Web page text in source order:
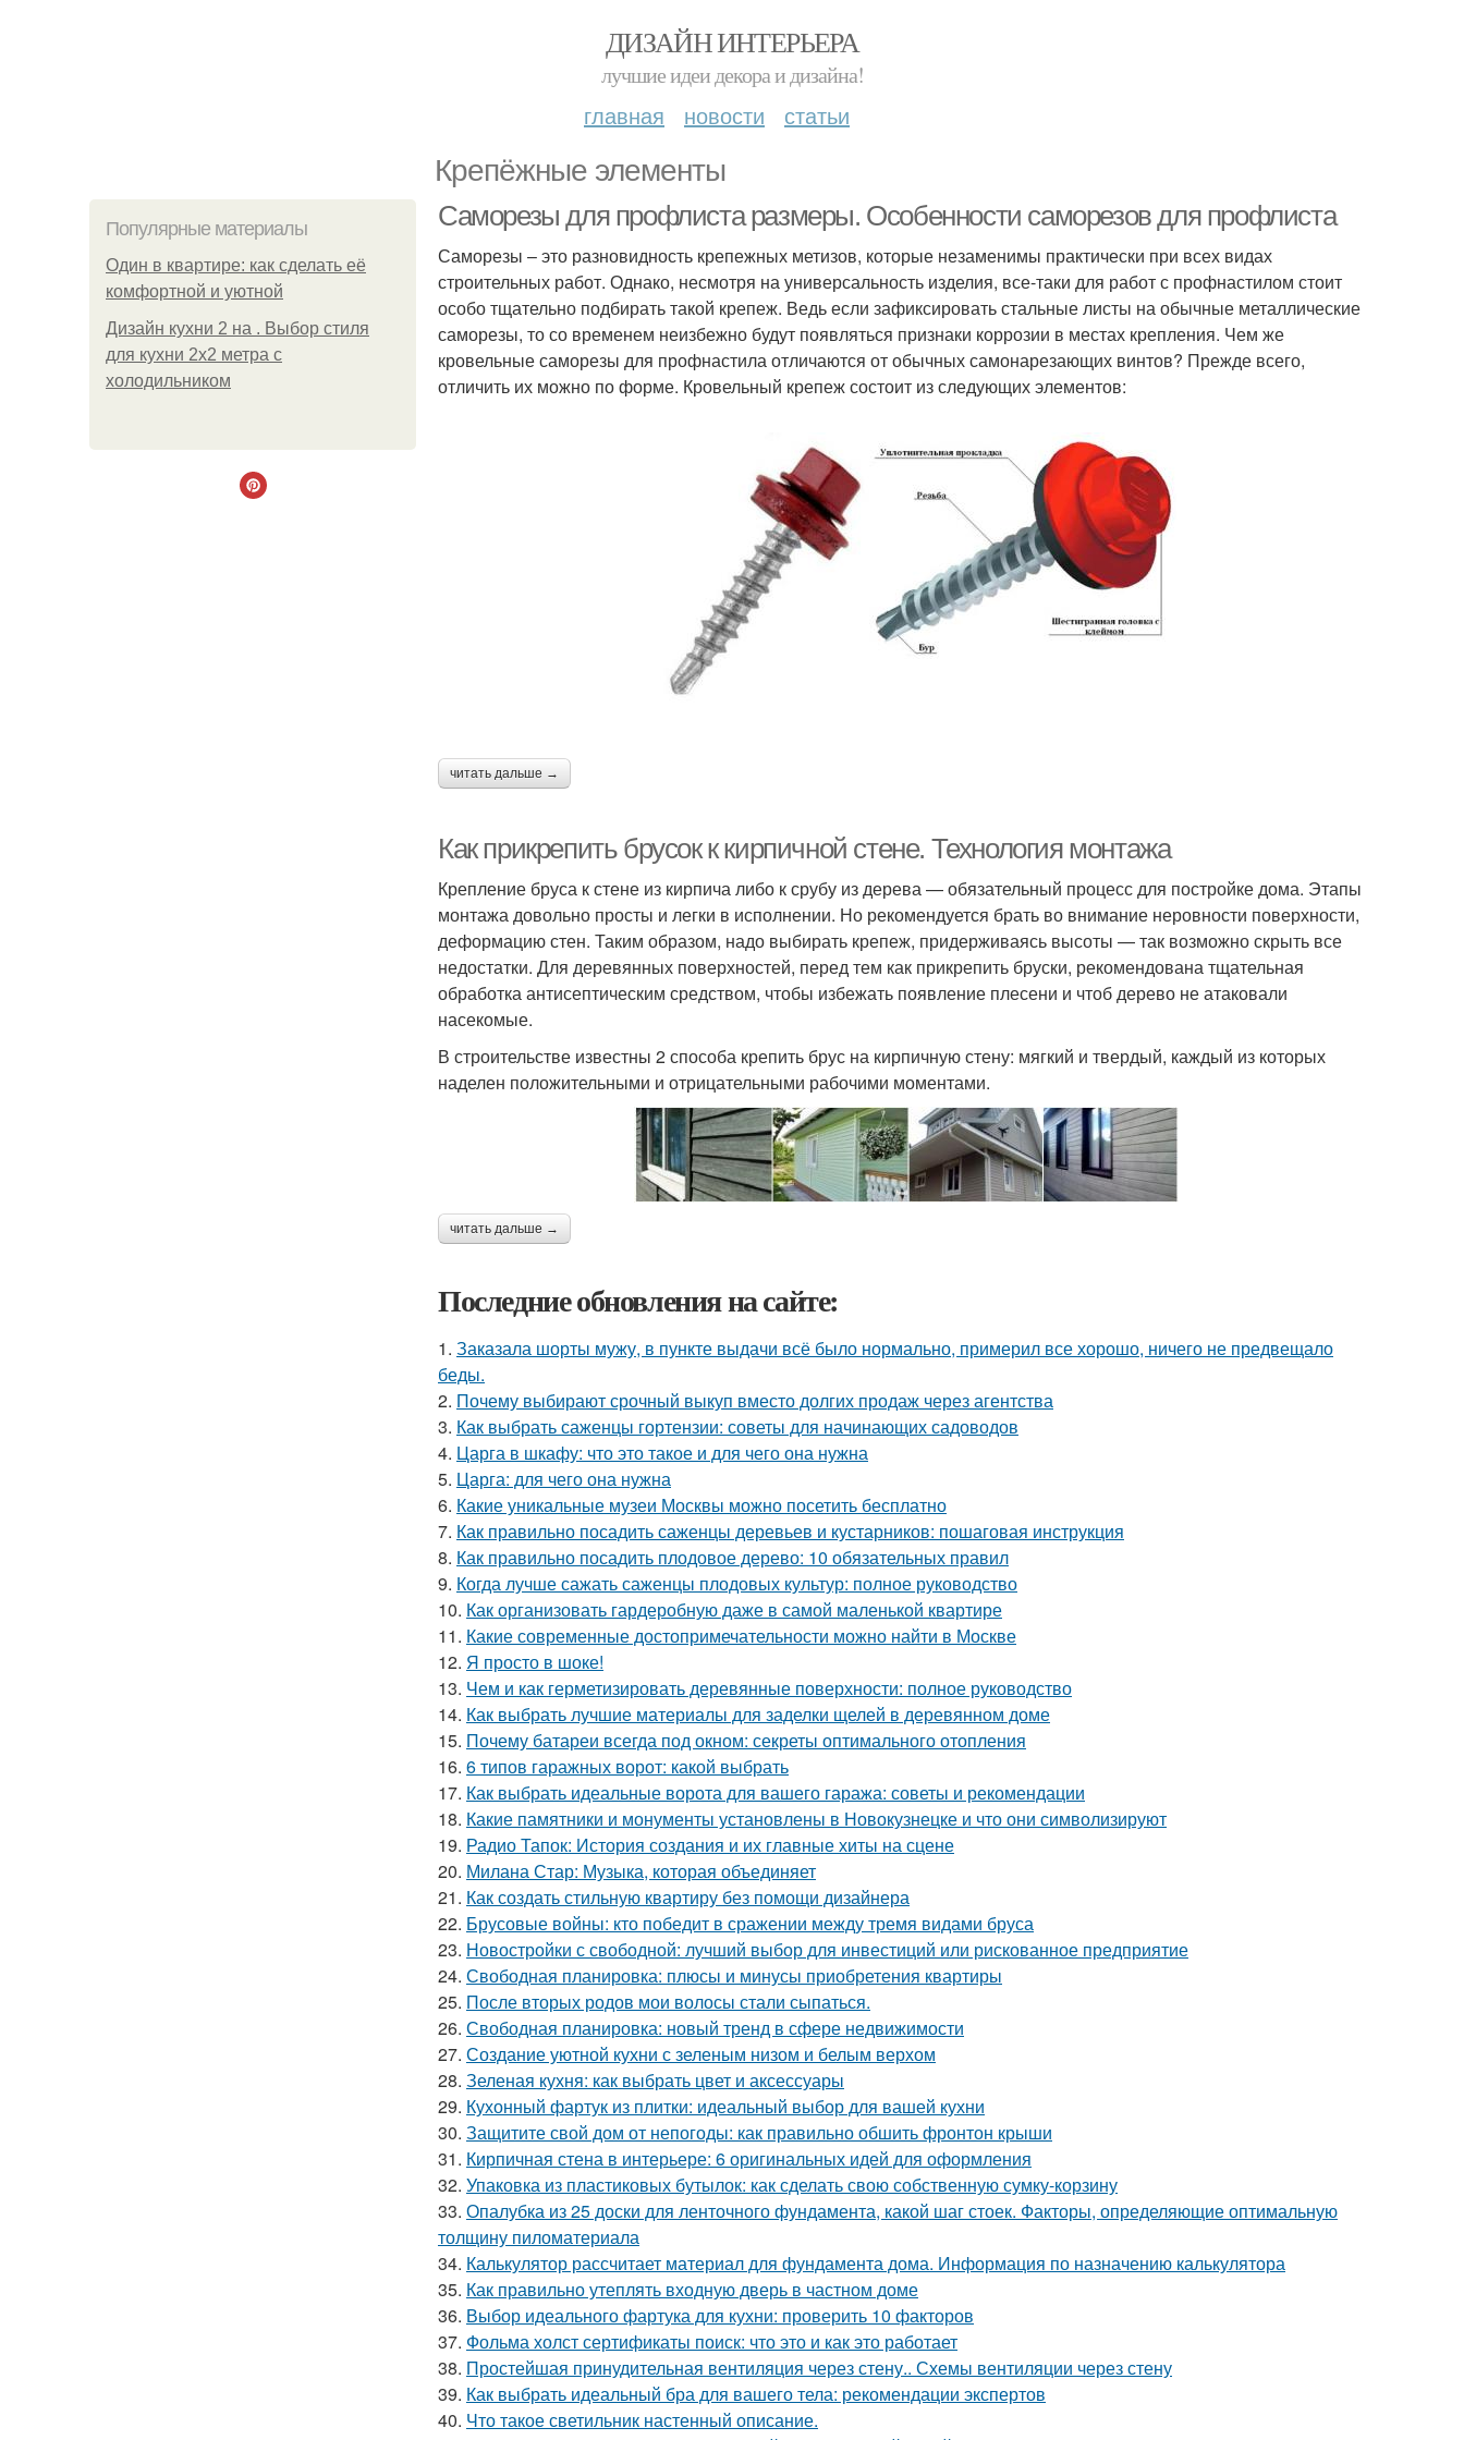
ДИЗАЙН ИНТЕРЬЕРА
лучшие идеи декора и дизайна!
главная новости статьи
Крепёжные элементы
Популярные материалы
Один в квартире: как сделать её
комфортной и уютной
Дизайн кухни 2 на . Выбор стиля
для кухни 2х2 метра с
холодильником
Саморезы для профлиста размеры. Особенности саморезов для профлиста
Саморезы – это разновидность крепежных метизов, которые незаменимы практически при всех видах
строительных работ. Однако, несмотря на универсальность изделия, все-таки для работ с профнастилом стоит
особо тщательно подбирать такой крепеж. Ведь если зафиксировать стальные листы на обычные металлические
саморезы, то со временем неизбежно будут появляться признаки коррозии в местах крепления. Чем же
кровельные саморезы для профнастила отличаются от обычных самонарезающих винтов? Прежде всего,
отличить их можно по форме. Кровельный крепеж состоит из следующих элементов:
читать дальше →
Как прикрепить брусок к кирпичной стене. Технология монтажа
Крепление бруса к стене из кирпича либо к срубу из дерева — обязательный процесс для постройке дома. Этапы
монтажа довольно просты и легки в исполнении. Но рекомендуется брать во внимание неровности поверхности,
деформацию стен. Таким образом, надо выбирать крепеж, придерживаясь высоты — так возможно скрыть все
недостатки. Для деревянных поверхностей, перед тем как прикрепить бруски, рекомендована тщательная
обработка антисептическим средством, чтобы избежать появление плесени и чтоб дерево не атаковали
насекомые.
В строительстве известны 2 способа крепить брус на кирпичную стену: мягкий и твердый, каждый из которых
наделен положительными и отрицательными рабочими моментами.
читать дальше →
Последние обновления на сайте:
1. Заказала шорты мужу, в пункте выдачи всё было нормально, примерил все хорошо, ничего не предвещало
беды.
2. Почему выбирают срочный выкуп вместо долгих продаж через агентства
3. Как выбрать саженцы гортензии: советы для начинающих садоводов
4. Царга в шкафу: что это такое и для чего она нужна
5. Царга: для чего она нужна
6. Какие уникальные музеи Москвы можно посетить бесплатно
7. Как правильно посадить саженцы деревьев и кустарников: пошаговая инструкция
8. Как правильно посадить плодовое дерево: 10 обязательных правил
9. Когда лучше сажать саженцы плодовых культур: полное руководство
10. Как организовать гардеробную даже в самой маленькой квартире
11. Какие современные достопримечательности можно найти в Москве
12. Я просто в шоке!
13. Чем и как герметизировать деревянные поверхности: полное руководство
14. Как выбрать лучшие материалы для заделки щелей в деревянном доме
15. Почему батареи всегда под окном: секреты оптимального отопления
16. 6 типов гаражных ворот: какой выбрать
17. Как выбрать идеальные ворота для вашего гаража: советы и рекомендации
18. Какие памятники и монументы установлены в Новокузнецке и что они символизируют
19. Радио Тапок: История создания и их главные хиты на сцене
20. Милана Стар: Музыка, которая объединяет
21. Как создать стильную квартиру без помощи дизайнера
22. Брусовые войны: кто победит в сражении между тремя видами бруса
23. Новостройки с свободной: лучший выбор для инвестиций или рискованное предприятие
24. Свободная планировка: плюсы и минусы приобретения квартиры
25. После вторых родов мои волосы стали сыпаться.
26. Свободная планировка: новый тренд в сфере недвижимости
27. Создание уютной кухни с зеленым низом и белым верхом
28. Зеленая кухня: как выбрать цвет и аксессуары
29. Кухонный фартук из плитки: идеальный выбор для вашей кухни
30. Защитите свой дом от непогоды: как правильно обшить фронтон крыши
31. Кирпичная стена в интерьере: 6 оригинальных идей для оформления
32. Упаковка из пластиковых бутылок: как сделать свою собственную сумку-корзину
33. Опалубка из 25 доски для ленточного фундамента, какой шаг стоек. Факторы, определяющие оптимальную
толщину пиломатериала
34. Калькулятор рассчитает материал для фундамента дома. Информация по назначению калькулятора
35. Как правильно утеплять входную дверь в частном доме
36. Выбор идеального фартука для кухни: проверить 10 факторов
37. Фольма холст сертификаты поиск: что это и как это работает
38. Простейшая принудительная вентиляция через стену.. Схемы вентиляции через стену
39. Как выбрать идеальный бра для вашего тела: рекомендации экспертов
40. Что такое светильник настенный описание.